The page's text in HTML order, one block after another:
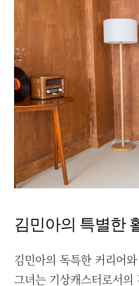
김민아의 특별한
김민아의 독특한 커리어
그녀는 기상캐스터로서